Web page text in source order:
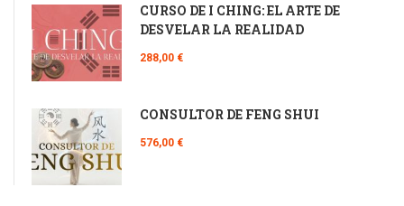
CURSO DE I CHING: EL ARTE DE
DESVELAR LA REALIDAD
288,00 €
CONSULTOR DE FENG SHUI
576,00 €